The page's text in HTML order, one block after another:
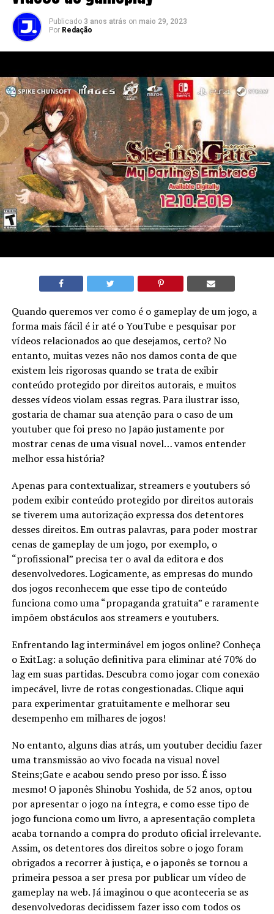
Publicado 3 anos atrás on maio 29, 2023
Por Redação
Quando queremos ver como é o gameplay de um jogo, a
forma mais fácil é ir até o YouTube e pesquisar por
vídeos relacionados ao que desejamos, certo? No
entanto, muitas vezes não nos damos conta de que
existem leis rigorosas quando se trata de exibir
conteúdo protegido por direitos autorais, e muitos
desses vídeos violam essas regras. Para ilustrar isso,
gostaria de chamar sua atenção para o caso de um
youtuber que foi preso no Japão justamente por
mostrar cenas de uma visual novel… vamos entender
melhor essa história?
Apenas para contextualizar, streamers e youtubers só
podem exibir conteúdo protegido por direitos autorais
se tiverem uma autorização expressa dos detentores
desses direitos. Em outras palavras, para poder mostrar
cenas de gameplay de um jogo, por exemplo, o
“profissional” precisa ter o aval da editora e dos
desenvolvedores. Logicamente, as empresas do mundo
dos jogos reconhecem que esse tipo de conteúdo
funciona como uma “propaganda gratuita” e raramente
impõem obstáculos aos streamers e youtubers.
Enfrentando lag interminável em jogos online? Conheça
o ExitLag: a solução definitiva para eliminar até 70% do
lag em suas partidas. Descubra como jogar com conexão
impecável, livre de rotas congestionadas. Clique aqui
para experimentar gratuitamente e melhorar seu
desempenho em milhares de jogos!
No entanto, alguns dias atrás, um youtuber decidiu fazer
uma transmissão ao vivo focada na visual novel
Steins;Gate e acabou sendo preso por isso. É isso
mesmo! O japonês Shinobu Yoshida, de 52 anos, optou
por apresentar o jogo na íntegra, e como esse tipo de
jogo funciona como um livro, a apresentação completa
acaba tornando a compra do produto oficial irrelevante.
Assim, os detentores dos direitos sobre o jogo foram
obrigados a recorrer à justiça, e o japonês se tornou a
primeira pessoa a ser presa por publicar um vídeo de
gameplay na web. Já imaginou o que aconteceria se as
desenvolvedoras decidissem fazer isso com todos os